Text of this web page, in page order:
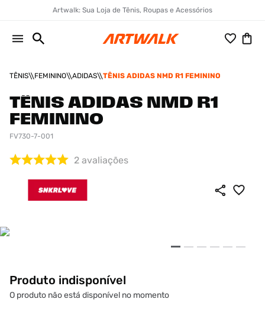
Artwalk: Sua Loja de Tênis, Roupas e Acessórios
TÊNIS FEMININO ADIDAS TÊNIS ADIDAS NMD R1 FEMININO
TÊNIS ADIDAS NMD R1
FEMININO
FV730-7-001
2 avaliações
Produto indisponível
O produto não está disponível no momento